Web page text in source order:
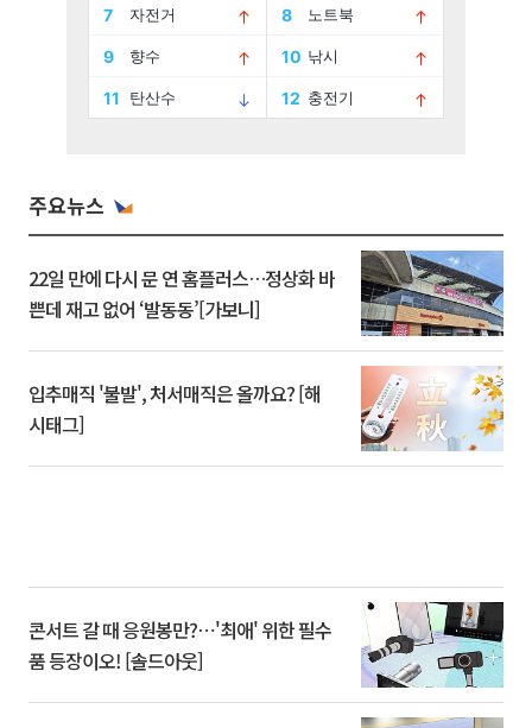
주요뉴스
22일 만에 다시 문 연 홈플러스…정상화 바
쁜데 재고 없어 ‘발동동’[가보니]
입추매직 '불발', 처서매직은 올까요? [해
시태그]
콘서트 갈 때 응원봉만?⋯'최애' 위한 필수
품 등장이오! [솔드아웃]